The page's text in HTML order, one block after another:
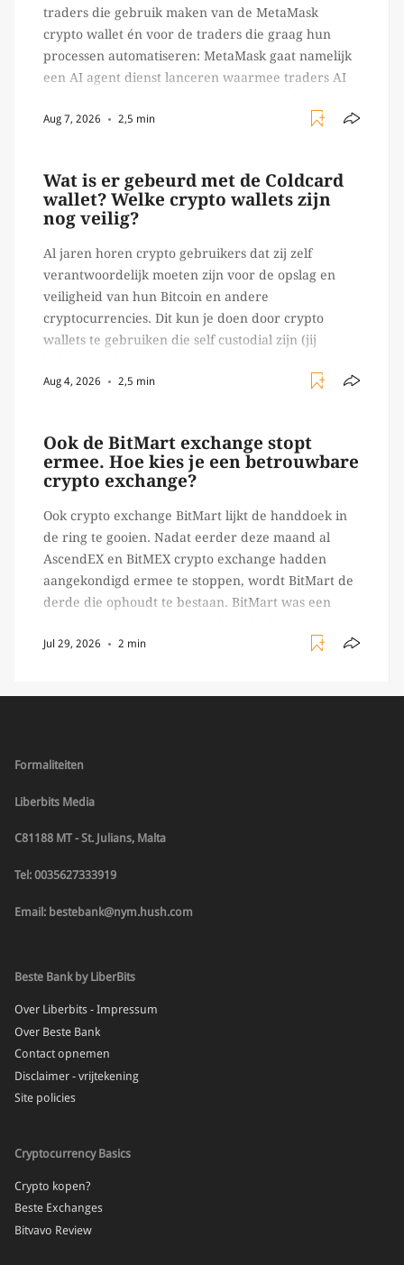
traders die gebruik maken van de MetaMask
crypto wallet én voor de traders die graag hun
processen automatiseren: MetaMask gaat namelijk
een AI agent dienst lanceren waarmee traders AI
verrichten, zoals het daadwerkelijk uitvoeren van
Aug 7, 2026 2,5 min
Wat is er gebeurd met de Coldcard
wallet? Welke crypto wallets zijn
nog veilig?
Al jaren horen crypto gebruikers dat zij zelf
verantwoordelijk moeten zijn voor de opslag en
veiligheid van hun Bitcoin en andere
cryptocurrencies. Dit kun je doen door crypto
wallets te gebruiken die self custodial zijn (jij
Ledger of Trezor bijvoorbeeld. Echter, op 29 juli
Aug 4, 2026 2,5 min
Ook de BitMart exchange stopt
ermee. Hoe kies je een betrouwbare
crypto exchange?
Ook crypto exchange BitMart lijkt de handdoek in
de ring te gooien. Nadat eerder deze maand al
AscendEX en BitMEX crypto exchange hadden
aangekondigd ermee te stoppen, wordt BitMart de
derde die ophoudt te bestaan. BitMart was een
crypto handelaren terecht konden om te handelen
Jul 29, 2026 2 min
Formaliteiten
Liberbits Media
C81188 MT - St. Julians, Malta
Tel: 0035627333919
Email: bestebank@nym.hush.com
Beste Bank by LiberBits
Over Liberbits - Impressum
Over Beste Bank
Contact opnemen
Disclaimer - vrijtekening
Site policies
Cryptocurrency Basics
Crypto kopen?
Beste Exchanges
Bitvavo Review